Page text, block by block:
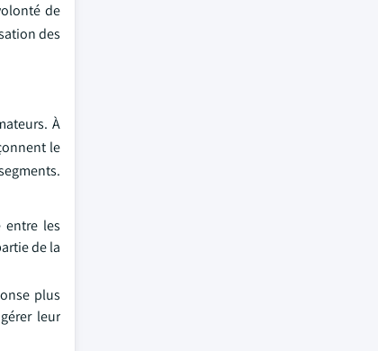
de
des
À
le
les
de la
plus
leur